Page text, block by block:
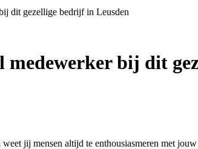
dit gezellige bedrijf in Leusden
medewerker bij dit
jij mensen altijd te enthousiasmeren met